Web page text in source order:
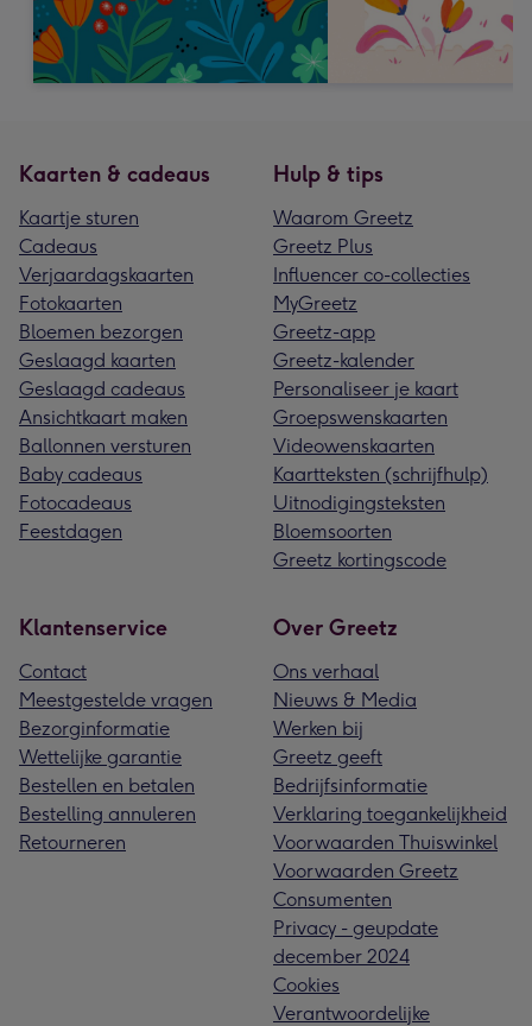
Kaarten & cadeaus
Kaartje sturen
Cadeaus
Verjaardagskaarten
Fotokaarten
Bloemen bezorgen
Geslaagd kaarten
Geslaagd cadeaus
Ansichtkaart maken
Ballonnen versturen
Baby cadeaus
Fotocadeaus
Feestdagen
Hulp & tips
Waarom Greetz
Greetz Plus
Influencer co-collecties
MyGreetz
Greetz-app
Greetz-kalender
Personaliseer je kaart
Groepswenskaarten
Videowenskaarten
Kaartteksten (schrijfhulp)
Uitnodigingsteksten
Bloemsoorten
Greetz kortingscode
Klantenservice
Contact
Meestgestelde vragen
Bezorginformatie
Wettelijke garantie
Bestellen en betalen
Bestelling annuleren
Retourneren
Over Greetz
Ons verhaal
Nieuws & Media
Werken bij
Greetz geeft
Bedrijfsinformatie
Verklaring toegankelijkheid
Voorwaarden Thuiswinkel
Voorwaarden Greetz
Consumenten
Privacy - geupdate
december 2024
Cookies
Verantwoordelijke